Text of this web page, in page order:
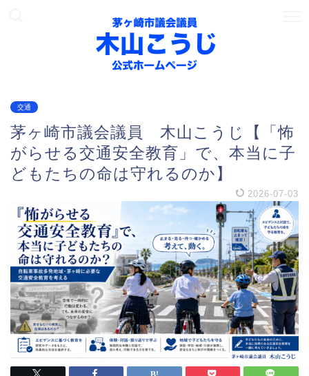
交通
茅ヶ崎市議会議員 木山こうじ【「怖
がらせる交通安全教育」で、本当に子
どもたちの命は守れるのか】
2026-07-03